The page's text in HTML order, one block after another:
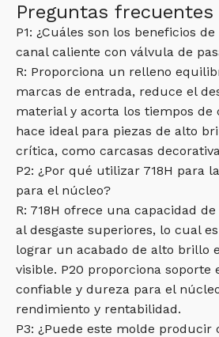
Preguntas frecuentes
P1: ¿Cuáles son los beneficios
canal caliente con válvula de
R: Proporciona un relleno
marcas de entrada, reduce el
material y acorta los tiempos de
hace ideal para piezas de alto
crítica, como carcasas
P2: ¿Por qué utilizar 718H para
para el núcleo?
R: 718H ofrece una capacidad
al desgaste superiores, lo cual
lograr un acabado de alto brillo
visible. P20 proporciona soporte
confiable y dureza para el
rendimiento y rentabilidad.
P3: ¿Puede este molde producir